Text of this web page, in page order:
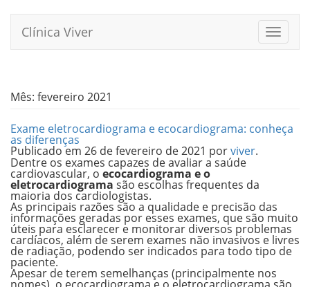
Pular
para
o
conteúdo
Clínica Viver
Mês: fevereiro 2021
Exame eletrocardiograma e ecocardiograma: conheça
as diferenças
Publicado em 26 de fevereiro de 2021 porviver.
Dentre os exames capazes de avaliar a saúde
cardiovascular, o ecocardiograma e o
eletrocardiograma são escolhas frequentes da
maioria dos cardiologistas.
As principais razões são a qualidade e precisão das
informações geradas por esses exames, que são muito
úteis para esclarecer e monitorar diversos problemas
cardíacos, além de serem exames não invasivos e livres
de radiação, podendo ser indicados para todo tipo de
paciente.
Apesar de terem semelhanças (principalmente nos